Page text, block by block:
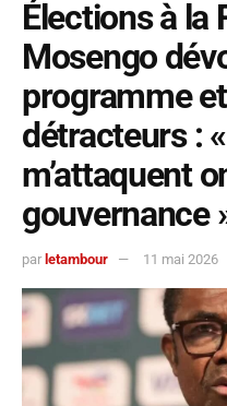
Élections à la
Mosengo
programme
détracteurs :
m’attaquent
gouvernance
par letambour 11 mai 2026